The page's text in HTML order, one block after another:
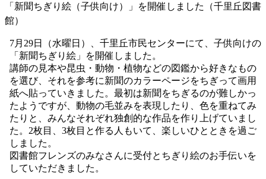
「新聞ちぎり絵（子供向け）」を開催しました（千里丘図書
館）
7月29日（水曜日）、千里丘市民センターにて、子供向けの
「新聞ちぎり絵」を開催しました。
講師の見本や昆虫・動物・植物などの図鑑から好きなもの
を選び、それを参考に新聞のカラーページをちぎって画用
紙へ貼っていきました。最初は新聞をちぎるのが難しかっ
たようですが、動物の毛並みを表現したり、色を重ねてみ
たりと、みんなそれぞれ独創的な作品を作り上げていまし
た。2枚目、3枚目と作る人もいて、楽しいひとときを過ご
しました。
図書館フレンズのみなさんに受付とちぎり絵のお手伝いを
していただきました。